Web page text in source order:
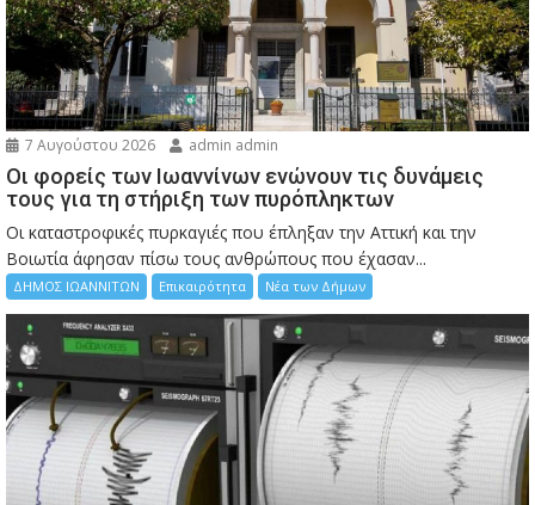
7 Αυγούστου 2026 admin admin
Οι φορείς των Ιωαννίνων ενώνουν τις δυνάμεις
τους για τη στήριξη των πυρόπληκτων
Οι καταστροφικές πυρκαγιές που έπληξαν την Αττική και την
Bοιωτία άφησαν πίσω τους ανθρώπους που έχασαν...
ΔΗΜΟΣ ΙΩΑΝΝΙΤΩΝ Επικαιρότητα Νέα των Δήμων